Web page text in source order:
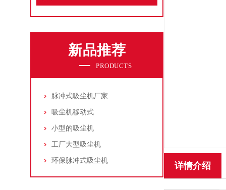
新品推荐
PRODUCTS
脉冲式吸尘机厂家
吸尘机移动式
小型的吸尘机
工厂大型吸尘机
环保脉冲式吸尘机
详情介绍